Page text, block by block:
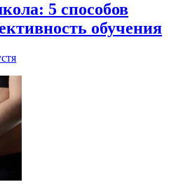
5 способов
обучения